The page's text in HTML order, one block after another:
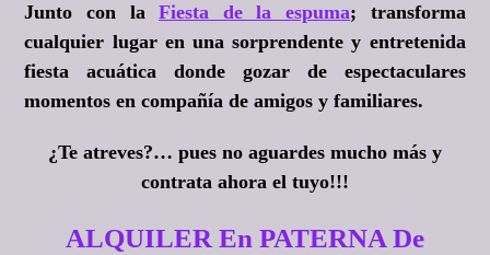
Junto con laFiesta de la espuma; transforma
cualquier lugar en una sorprendente y entretenida
fiesta acuática donde gozar de espectaculares
momentos en compañía de amigos y familiares.
¿Te atreves?… pues no aguardes mucho más y
contrata ahora el tuyo!!!
ALQUILER En PATERNA De